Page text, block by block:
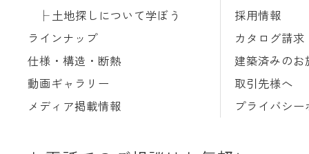
土地探しについて学ぼう
ラインナップ
仕様・構造・断熱
動画ギャラリー
メディア掲載情報
採用情報
カタログ請求
建築済みのお
取引先様へ
プライバシー